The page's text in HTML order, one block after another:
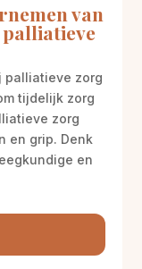
van
palliatieve zorg
tijdelijk zorg
zorg
en grip. Denk
en